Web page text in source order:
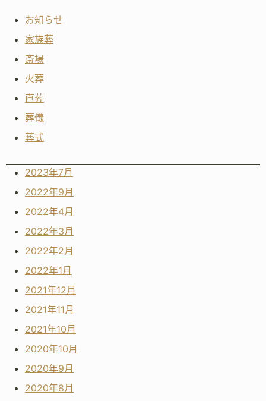
お知らせ
家族葬
斎場
火葬
直葬
葬儀
葬式
2023年7月
2022年9月
2022年4月
2022年3月
2022年2月
2022年1月
2021年12月
2021年11月
2021年10月
2020年10月
2020年9月
2020年8月